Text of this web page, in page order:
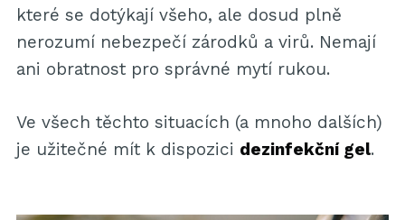
které se dotýkají všeho, ale dosud plně
nerozumí nebezpečí zárodků a virů. Nemají
ani obratnost pro správné mytí rukou.
Ve všech těchto situacích (a mnoho dalších)
je užitečné mít k dispozici dezinfekční gel.